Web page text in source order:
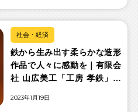
社会・経済
鉄から生み出す柔らかな造形
作品で人々に感動を｜有限会
社 山広美工「工房 孝鉄」
2023年1月19日